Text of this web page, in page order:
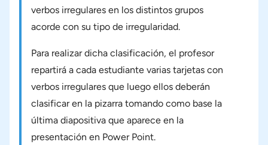
verbos irregulares en los distintos grupos
acorde con su tipo de irregularidad.
Para realizar dicha clasificación, el profesor
repartirá a cada estudiante varias tarjetas con
verbos irregulares que luego ellos deberán
clasificar en la pizarra tomando como base la
última diapositiva que aparece en la
presentación en Power Point.